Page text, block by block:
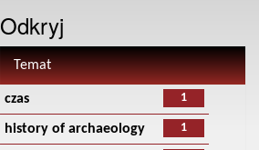
Odkryj
Temat
1
czas
1
history of archaeology